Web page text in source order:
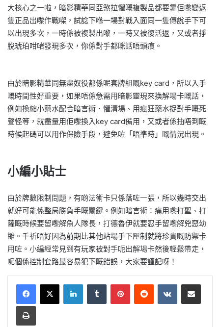
大核心之一啦，暗影精華同亞煞拉懼嘅複製品都要靠佢嚟變返
隻正品出嚟作戰㗎，試諗下喺一場對戰入面同一隻傳說手下可
以出現多次，一時係被複製出嚟，一時又被復活返，又或者掙
脫琥珀咁啱發現多次，你係對手都咪話唔頭痕。
由於暗影精華同無盡奴役都係呢套牌組嘅key card，所以入手
嘅時間性好重要，如果唔係急需用暗影靈現來換解場卡嘅話，
例如換縮小藥水配合暗言術．懼清場、用瘋狂藥水捉對手嘅死
聲怪等，就盡量用佢嚟換入key card備用，又或者係抽唔到嘅
時候起碼可以用作保險手段，避免咗「唔準時」嘅情況出現。
小編小貼士
由於牌數限制問題，有啲法術卡只係落咗一張，所以幾時交出
就好可能係整局勝負手嘅關鍵。例如暗言術：痛用嚟打聖、打
薩嘅時候要留嚟解魚人隊長，打德魯伊就要忍手留嚟解兇惡幼
雛。千祈唔好因為前期比其他站場手下壓制就將珍貴嘅防禦卡
用咗。小編經常見到有玩家被對手呃出解場卡然後輕鬆帶走，
呢個係控制套路最容易犯下嘅錯誤，大家要謹記呀！
LinkedInTumblr PinterestReddit VKontakteShare via Email
Print